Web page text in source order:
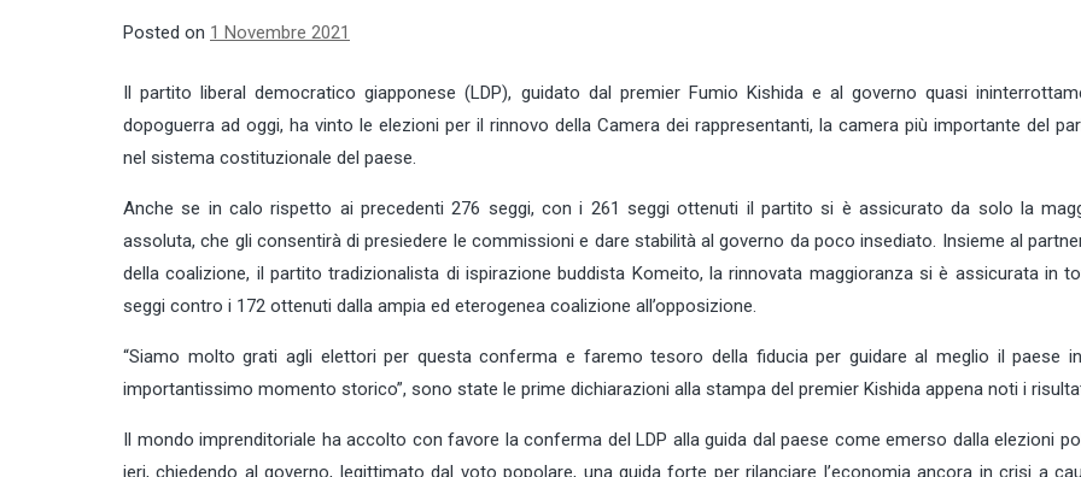
Posted on 1 Novembre 2021
Il partito liberal democratico giapponese (LDP), guidato dal premier Fumio Kishida e al governo quasi
dopoguerra ad oggi, ha vinto le elezioni per il rinnovo della Camera dei rappresentanti, la camera più importante del
nel sistema costituzionale del paese.
Anche se in calo rispetto ai precedenti 276 seggi, con i 261 seggi ottenuti il partito si è assicurato da solo la
assoluta, che gli consentirà di presiedere le commissioni e dare stabilità al governo da poco insediato. Insieme al
della coalizione, il partito tradizionalista di ispirazione buddista Komeito, la rinnovata maggioranza si è assicurata in
seggi contro i 172 ottenuti dalla ampia ed eterogenea coalizione all’opposizione.
“Siamo molto grati agli elettori per questa conferma e faremo tesoro della fiducia per guidare al meglio il paese
importantissimo momento storico”, sono state le prime dichiarazioni alla stampa del premier Kishida appena noti i
Il mondo imprenditoriale ha accolto con favore la conferma del LDP alla guida dal paese come emerso dalla elezioni
ieri, chiedendo al governo, legittimato dal voto popolare, una guida forte per rilanciare l’economia ancora in crisi a